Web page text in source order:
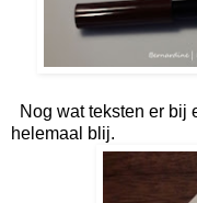
Nog wat teksten er bij
helemaal blij.